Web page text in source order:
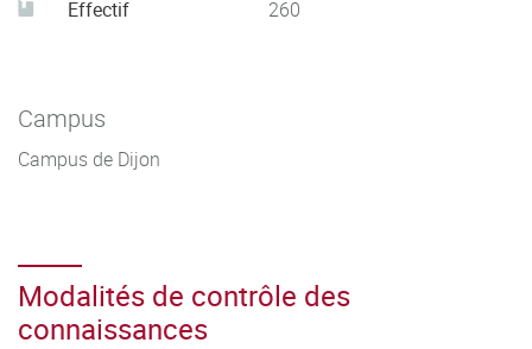
Effectif 260
Campus
Campus de Dijon
Modalités de contrôle des
connaissances